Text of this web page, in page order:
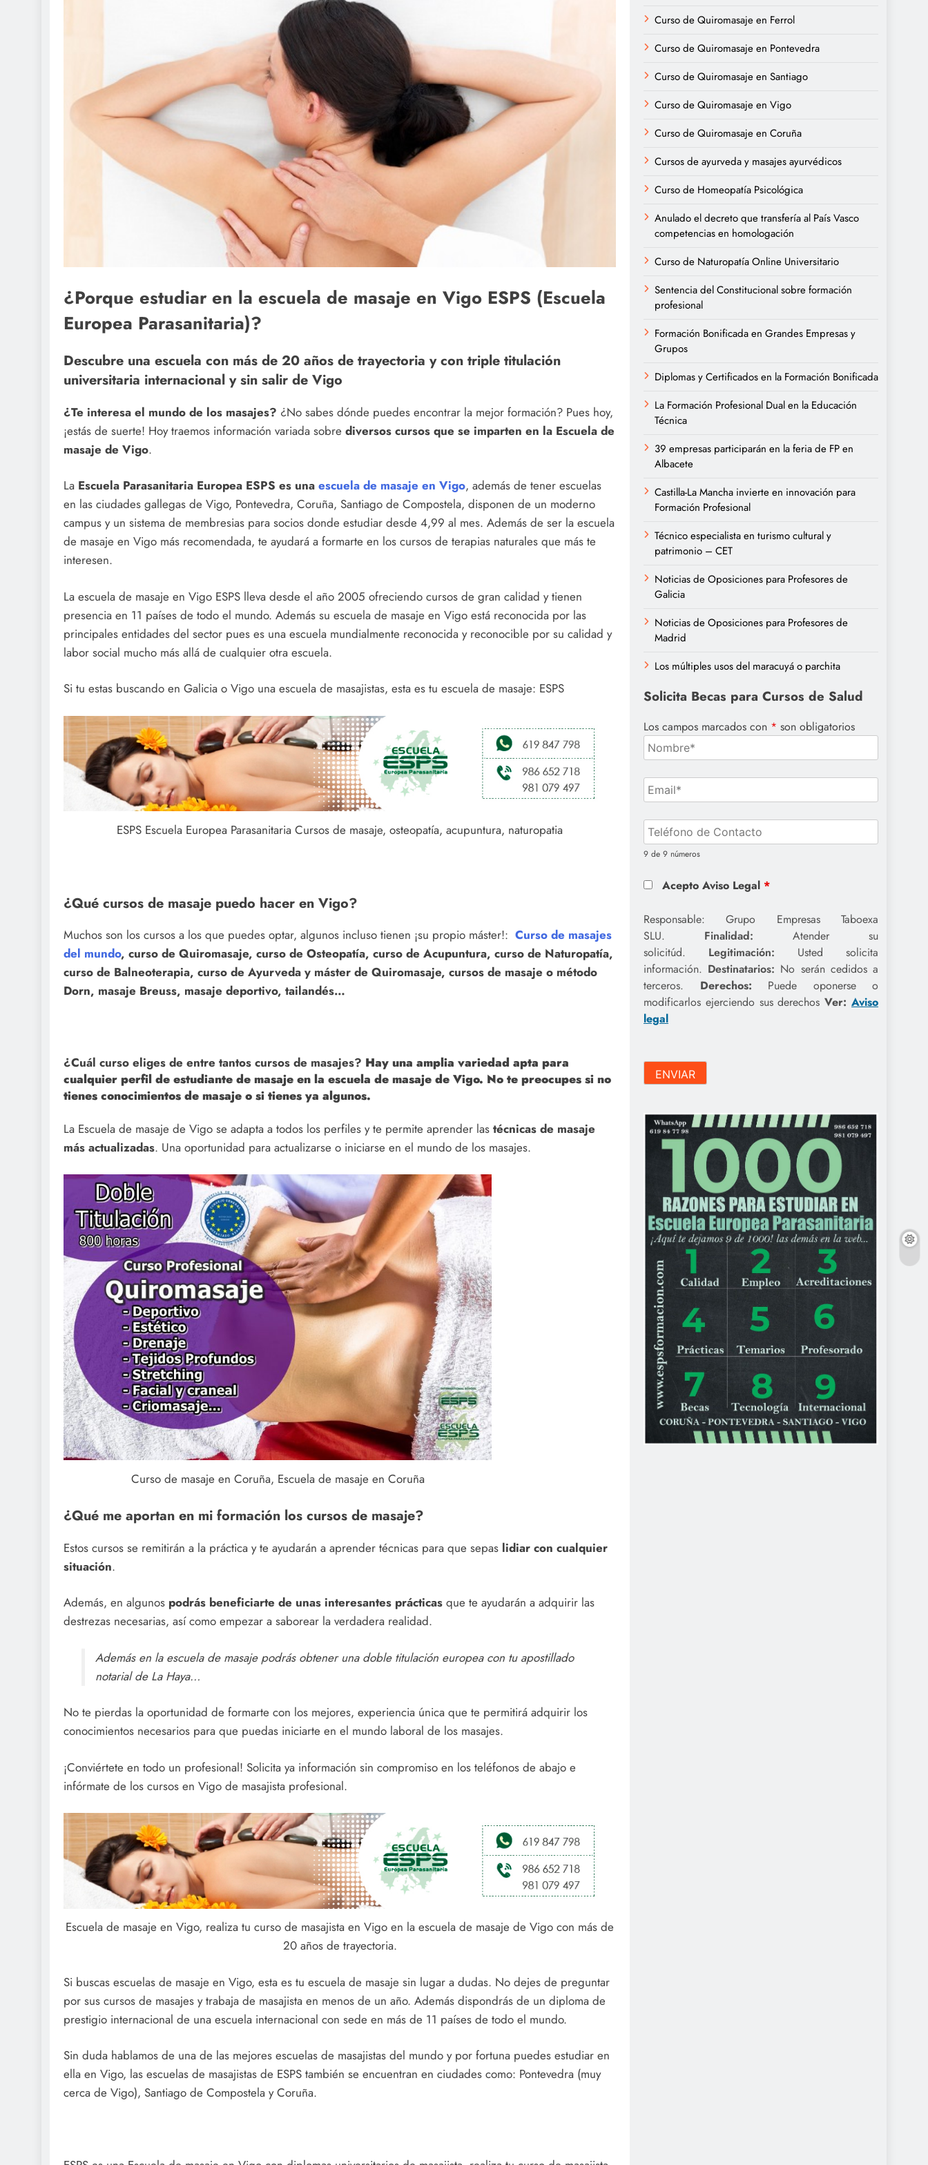
¿Porque estudiar en la escuela de masaje en Vigo ESPS (Escuela
Europea Parasanitaria)?
Descubre una escuela con más de 20 años de trayectoria y con triple titulación
universitaria internacional y sin salir de Vigo
¿Te interesa el mundo de los masajes? ¿No sabes dónde puedes encontrar la mejor formación? Pues hoy,
¡estás de suerte! Hoy traemos información variada sobre diversos cursos que se imparten en la Escuela de
masaje de Vigo.
La Escuela Parasanitaria Europea ESPS es una escuela de masaje en Vigo, además de tener escuelas
en las ciudades gallegas de Vigo, Pontevedra, Coruña, Santiago de Compostela, disponen de un moderno
campus y un sistema de membresias para socios donde estudiar desde 4,99 al mes. Además de ser la escuela
de masaje en Vigo más recomendada, te ayudará a formarte en los cursos de terapias naturales que más te
interesen.
La escuela de masaje en Vigo ESPS lleva desde el año 2005 ofreciendo cursos de gran calidad y tienen
presencia en 11 países de todo el mundo. Además su escuela de masaje en Vigo está reconocida por las
principales entidades del sector pues es una escuela mundialmente reconocida y reconocible por su calidad y
labor social mucho más allá de cualquier otra escuela.
Si tu estas buscando en Galicia o Vigo una escuela de masajistas, esta es tu escuela de masaje: ESPS
ESPS Escuela Europea Parasanitaria Cursos de masaje, osteopatía, acupuntura, naturopatia
¿Qué cursos de masaje puedo hacer en Vigo?
Muchos son los cursos a los que puedes optar, algunos incluso tienen ¡su propio máster!: Curso de masajes
del mundo, curso de Quiromasaje, curso de Osteopatía, curso de Acupuntura, curso de Naturopatía,
curso de Balneoterapia, curso de Ayurveda y máster de Quiromasaje, cursos de masaje o método
Dorn, masaje Breuss, masaje deportivo, tailandés…
¿Cuál curso eliges de entre tantos cursos de masajes? Hay una amplia variedad apta para
cualquier perfil de estudiante de masaje en la escuela de masaje de Vigo. No te preocupes si no
tienes conocimientos de masaje o si tienes ya algunos.
La Escuela de masaje de Vigo se adapta a todos los perfiles y te permite aprender las técnicas de masaje
más actualizadas. Una oportunidad para actualizarse o iniciarse en el mundo de los masajes.
Curso de masaje en Coruña, Escuela de masaje en Coruña
¿Qué me aportan en mi formación los cursos de masaje?
Estos cursos se remitirán a la práctica y te ayudarán a aprender técnicas para que sepas lidiar con cualquier
situación.
Además, en algunos podrás beneficiarte de unas interesantes prácticas que te ayudarán a adquirir las
destrezas necesarias, así como empezar a saborear la verdadera realidad.
Además en la escuela de masaje podrás obtener una doble titulación europea con tu apostillado
notarial de La Haya…
No te pierdas la oportunidad de formarte con los mejores, experiencia única que te permitirá adquirir los
conocimientos necesarios para que puedas iniciarte en el mundo laboral de los masajes.
¡Conviértete en todo un profesional! Solicita ya información sin compromiso en los teléfonos de abajo e
infórmate de los cursos en Vigo de masajista profesional.
Escuela de masaje en Vigo, realiza tu curso de masajista en Vigo en la escuela de masaje de Vigo con más de
20 años de trayectoria.
Si buscas escuelas de masaje en Vigo, esta es tu escuela de masaje sin lugar a dudas. No dejes de preguntar
por sus cursos de masajes y trabaja de masajista en menos de un año. Además dispondrás de un diploma de
prestigio internacional de una escuela internacional con sede en más de 11 países de todo el mundo.
Sin duda hablamos de una de las mejores escuelas de masajistas del mundo y por fortuna puedes estudiar en
ella en Vigo, las escuelas de masajistas de ESPS también se encuentran en ciudades como: Pontevedra (muy
cerca de Vigo), Santiago de Compostela y Coruña.
Curso de Quiromasaje en Ferrol
Curso de Quiromasaje en Pontevedra
Curso de Quiromasaje en Santiago
Curso de Quiromasaje en Vigo
Curso de Quiromasaje en Coruña
Cursos de ayurveda y masajes ayurvédicos
Curso de Homeopatía Psicológica
Anulado el decreto que transfería al País Vasco
competencias en homologación
Curso de Naturopatía Online Universitario
Sentencia del Constitucional sobre formación
profesional
Formación Bonificada en Grandes Empresas y
Grupos
Diplomas y Certificados en la Formación Bonificada
La Formación Profesional Dual en la Educación
Técnica
39 empresas participarán en la feria de FP en
Albacete
Castilla-La Mancha invierte en innovación para
Formación Profesional
Técnico especialista en turismo cultural y
patrimonio – CET
Noticias de Oposiciones para Profesores de
Galicia
Noticias de Oposiciones para Profesores de
Madrid
Los múltiples usos del maracuyá o parchita
Solicita Becas para Cursos de Salud
Los campos marcados con * son obligatorios
9 de 9 números
Acepto Aviso Legal *
Responsable: Grupo Empresas Taboexa
SLU. Finalidad: Atender su
solicitúd. Legitimación: Usted solicita
información. Destinatarios: No serán cedidos a
terceros. Derechos: Puede oponerse o
modificarlos ejerciendo sus derechosVer:Aviso
legal